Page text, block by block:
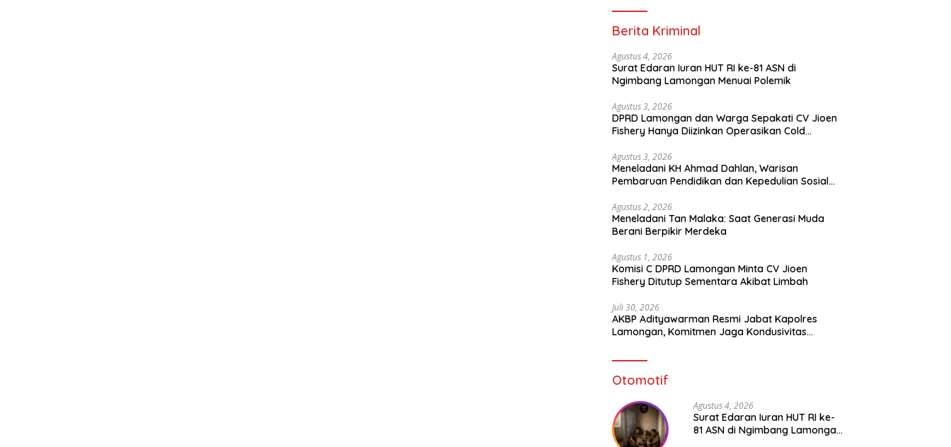
Generasi Muda
Berita Kriminal
Agustus 4, 2026
Surat Edaran Iuran HUT RI ke-81 ASN di
Ngimbang Lamongan Menuai Polemik
Agustus 3, 2026
DPRD Lamongan dan Warga Sepakati CV Jioen
Fishery Hanya Diizinkan Operasikan Cold
Agustus 3, 2026
Meneladani KH Ahmad Dahlan, Warisan
Pembaruan Pendidikan dan Kepedulian Sosial
Agustus 2, 2026
Meneladani Tan Malaka: Saat Generasi Muda
Berani Berpikir Merdeka
Agustus 1, 2026
Komisi C DPRD Lamongan Minta CV Jioen
Fishery Ditutup Sementara Akibat Limbah
Juli 30, 2026
AKBP Adityawarman Resmi Jabat Kapolres
Lamongan, Komitmen Jaga Kondusivitas
Otomotif
Agustus 4, 2026
Surat Edaran Iuran HUT RI ke-
81 ASN di Ngimbang Lamongan